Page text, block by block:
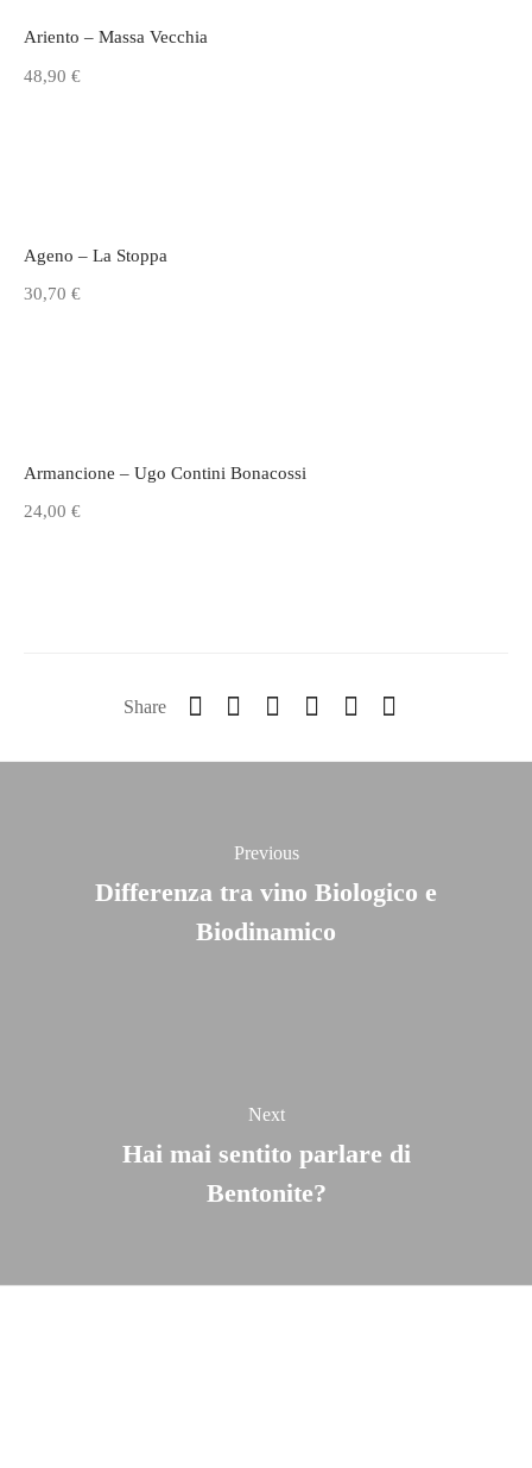
Ariento – Massa Vecchia
48,90 €
Ageno – La Stoppa
30,70 €
Armancione – Ugo Contini Bonacossi
24,00 €
Share
Previous
Differenza tra vino Biologico e
Biodinamico
Next
Hai mai sentito parlare di
Bentonite?